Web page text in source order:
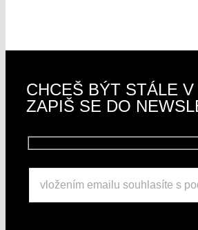
CHCEŠ BÝT STÁLE
ZAPIŠ SE DO